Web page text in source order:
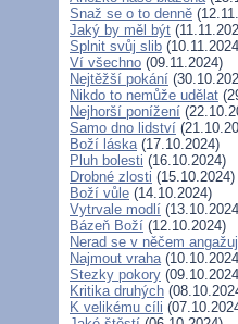
Snaž se o to denně
Jaký by měl být
Splnit svůj slib
Ví všechno (09.11.2024)
Nejtěžší pokání
Nikdo to nemůže udělat
Nejhorší ponížení
Samo dno lidství
Boží láska(17.10.2024)
Pluh bolesti (16.10.2024)
Drobné zlosti (15.10.2024)
Boží vůle (14.10.2024)
Vytrvale modlí
Bázeň Boží (12.10.2024)
Nerad se v něčem
Najmout vraha
Stezky pokory
Kritika druhých
K velikému cíli